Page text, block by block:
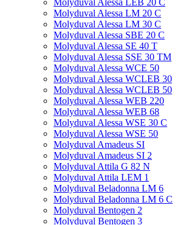
Molyduval Alessa LEB 20 C
Molyduval Alessa LM 20 C
Molyduval Alessa LM 30 C
Molyduval Alessa SBE 20 C
Molyduval Alessa SE 40 T
Molyduval Alessa SSE 30 TM
Molyduval Alessa WCE 50
Molyduval Alessa WCLEB 30
Molyduval Alessa WCLEB 50
Molyduval Alessa WEB 220
Molyduval Alessa WEB 68
Molyduval Alessa WSE 30 C
Molyduval Alessa WSE 50
Molyduval Amadeus SI
Molyduval Amadeus SI 2
Molyduval Attila G 82 N
Molyduval Attila LEM 1
Molyduval Beladonna LM 6
Molyduval Beladonna LM 6 C
Molyduval Bentogen 2
Molyduval Bentogen 3